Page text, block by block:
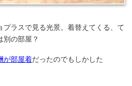
プラスで見る光景。着替えてくる、て
別の部屋？
が部屋着だったのでもしかした